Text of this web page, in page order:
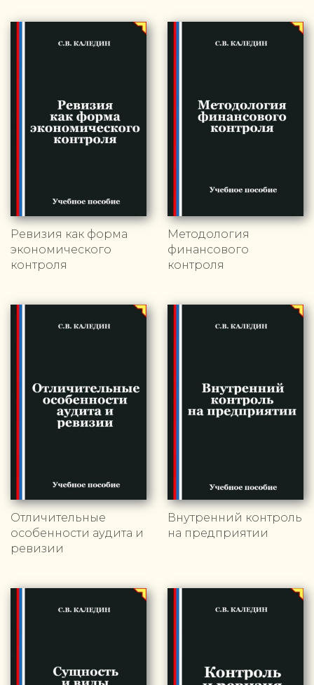
Ревизия как форма
экономического
контроля
Методология
финансового
контроля
Отличительные
особенности аудита и
ревизии
Внутренний контроль
на предприятии